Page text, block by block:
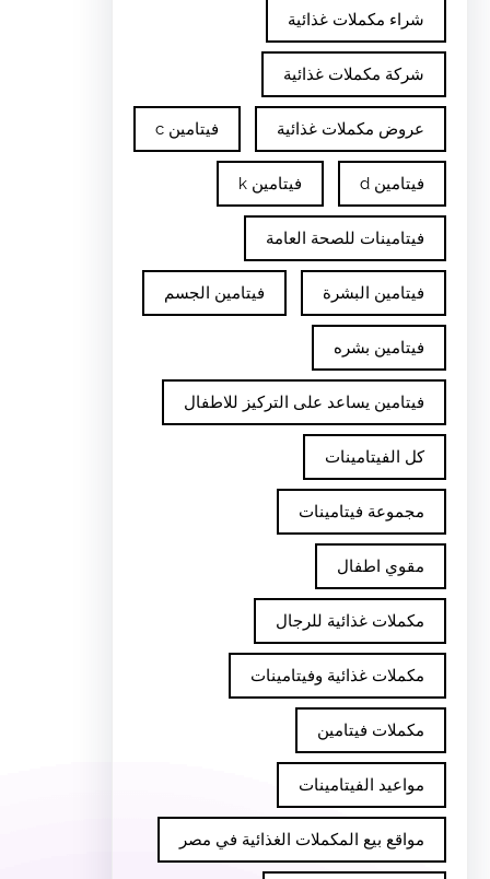
شراء مكملات غذائية
شركة مكملات غذائية
عروض مكملات غذائية فيتامين c
فيتامين d فيتامين k
فيتامينات للصحة العامة
فيتامين البشرة فيتامين الجسم
فيتامين بشره
فيتامين يساعد على التركيز للاطفال
كل الفيتامينات
مجموعة فيتامينات
مقوي اطفال
مكملات غذائية للرجال
مكملات غذائية وفيتامينات
مكملات فيتامين
مواعيد الفيتامينات
مواقع بيع المكملات الغذائية في مصر